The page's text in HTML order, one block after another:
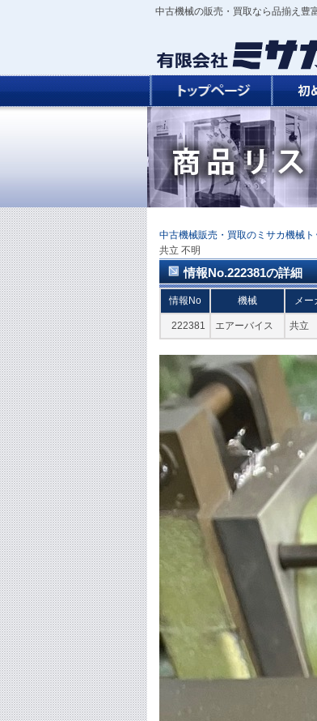
中古機械の販売・買取なら品揃え
中古機械販売・買取のミサカ機械ト
共立 不明
情報No.222381の詳細
情報No 機械 メー
222381 エアーバイス 共立